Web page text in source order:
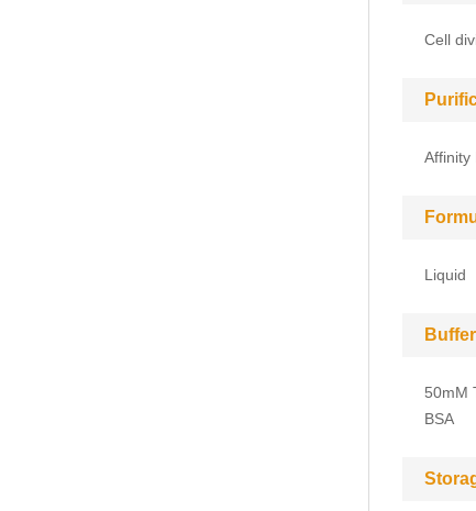
Cell
Affinity
Liquid
Buffer
50mM
BSA